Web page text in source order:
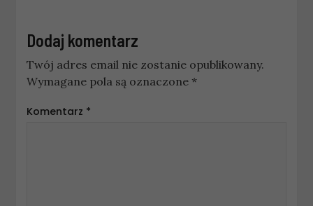
Dodaj komentarz
Twój adres email nie zostanie opublikowany.
Wymagane pola są oznaczone *
Komentarz *